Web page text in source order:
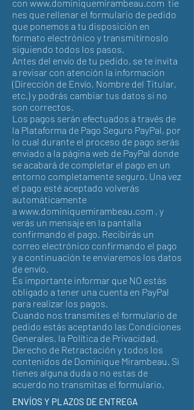
con www.dominiquemirambeau.com tie
nes que rellenar el formulario de pedido
que ponemos a tu disposición en
formato electrónico y transmitírnoslo
siguiendo todos los pasos.
Antes del envío de tu pedido, se te invita
a revisar con atención la información
(Dirección de Envío, Nombre del Titular,
etc.) y podrás cambiar tus datos si no
son correctos.
Los pagos serán efectuados a través de
la Plataforma de Pago Seguro PayPal, por
lo cual durante el proceso de pago serás
enviado a la página web de PayPal donde
se acabará de completar el pago en un
entorno completamente seguro. Una vez
el pago esté aceptado volverás
automáticamente
a www.dominiquemirambeau.com , y
verás un mensaje en la pantalla
confirmando el pago. Recibirás un
correo electrónico confirmando el pago
y a continuación te enviaremos los datos
de envío.
Es importante informar que NO estás
obligado a tener una cuenta en PayPal
para realizar los pagos.
Cuando nos transmites el formulario de
pedido estás aceptando las Condiciones
Generales, la Política de Privacidad,
Derecho de Retractación y todos los
contenidos de Dominique Mirambeau. Si
tienes alguna duda o no estas de
acuerdo no transmitas el formulario.
ENVÍOS Y PLAZOS DE ENTREGA